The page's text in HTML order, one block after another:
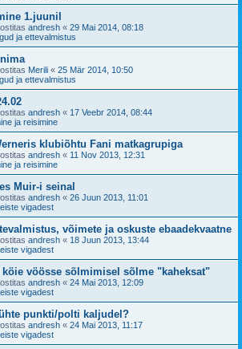
1.juunil
andresh « 29 Mai 2014, 08:18
ja ettevalmistus
Merili « 25 Mär 2014, 10:50
ja ettevalmistus
andresh « 17 Veebr 2014, 08:44
ja reisimine
klubiõhtu Fani matkagrupiga
andresh « 11 Nov 2013, 12:31
ja reisimine
Muir-i seinal
andresh « 26 Juun 2013, 11:01
vigadest
võimete ja oskuste ebaadekvaatne
andresh « 18 Juun 2013, 13:44
vigadest
köie vöösse sõlmimisel sõlme "kaheksat"
andresh « 24 Mai 2013, 12:09
vigadest
punkti/polti kaljudel?
andresh « 24 Mai 2013, 11:17
vigadest